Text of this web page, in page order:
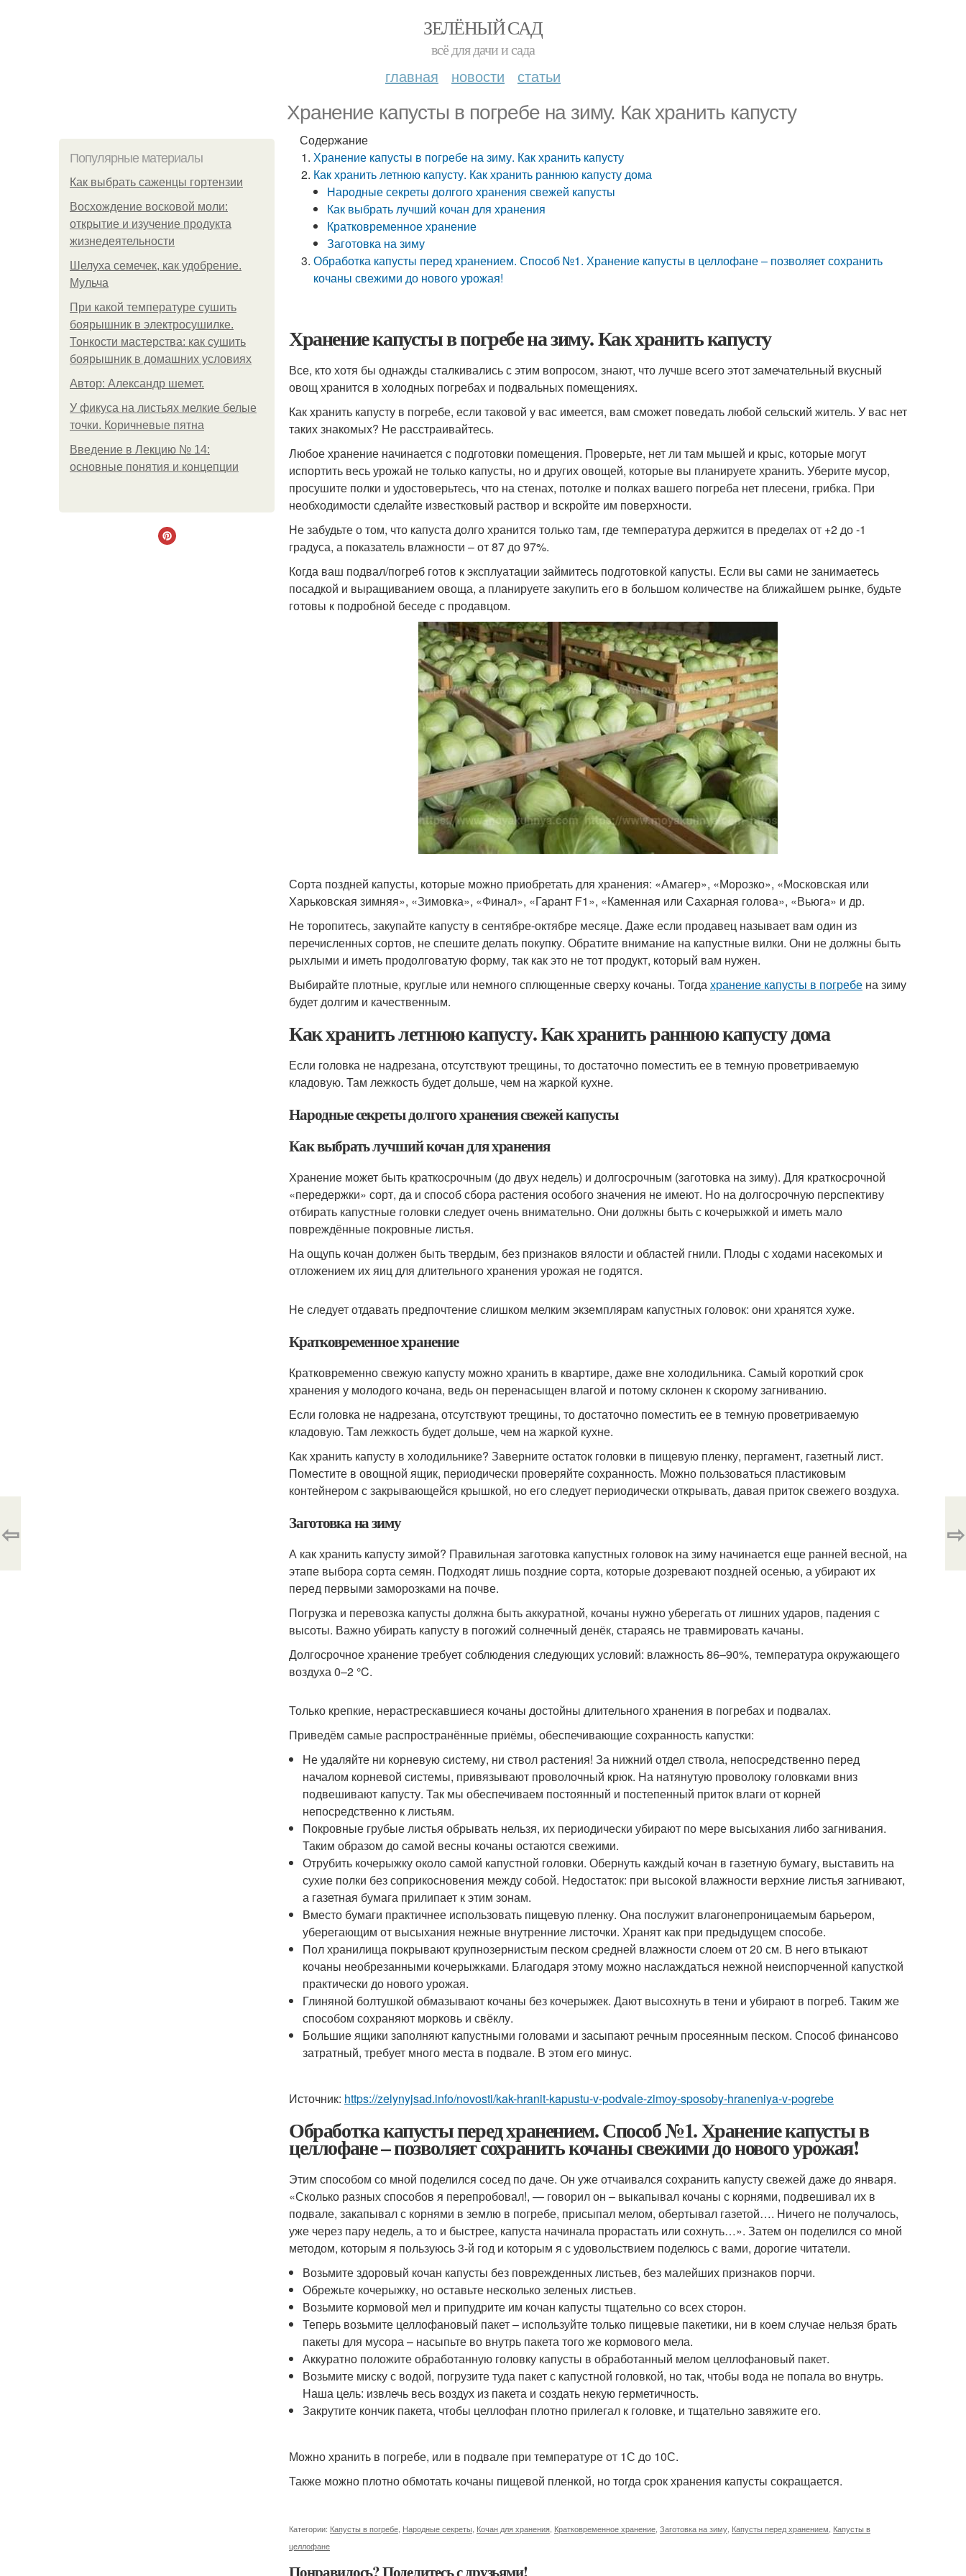
ЗЕЛЁНЫЙ САД
всё для дачи и сада
главная новости статьи
Хранение капусты в погребе на зиму. Как хранить капусту
Популярные материалы
Как выбрать саженцы гортензии
Восхождение восковой моли:
открытие и изучение продукта
жизнедеятельности
Шелуха семечек, как удобрение.
Мульча
При какой температуре сушить
боярышник в электросушилке.
Тонкости мастерства: как сушить
боярышник в домашних условиях
Автор: Александр шемет.
У фикуса на листьях мелкие белые
точки. Коричневые пятна
Введение в Лекцию № 14:
основные понятия и концепции
Содержание
Хранение капусты в погребе на зиму. Как хранить капусту
Как хранить летнюю капусту. Как хранить раннюю капусту дома
Народные секреты долгого хранения свежей капусты
Как выбрать лучший кочан для хранения
Кратковременное хранение
Заготовка на зиму
Обработка капусты перед хранением. Способ №1. Хранение капусты в целлофане – позволяет сохранить
кочаны свежими до нового урожая!
Хранение капусты в погребе на зиму. Как хранить капусту
Все, кто хотя бы однажды сталкивались с этим вопросом, знают, что лучше всего этот замечательный вкусный
овощ хранится в холодных погребах и подвальных помещениях.
Как хранить капусту в погребе, если таковой у вас имеется, вам сможет поведать любой сельский житель. У вас нет
таких знакомых? Не расстраивайтесь.
Любое хранение начинается с подготовки помещения. Проверьте, нет ли там мышей и крыс, которые могут
испортить весь урожай не только капусты, но и других овощей, которые вы планируете хранить. Уберите мусор,
просушите полки и удостоверьтесь, что на стенах, потолке и полках вашего погреба нет плесени, грибка. При
необходимости сделайте известковый раствор и вскройте им поверхности.
Не забудьте о том, что капуста долго хранится только там, где температура держится в пределах от +2 до -1
градуса, а показатель влажности – от 87 до 97%.
Когда ваш подвал/погреб готов к эксплуатации займитесь подготовкой капусты. Если вы сами не занимаетесь
посадкой и выращиванием овоща, а планируете закупить его в большом количестве на ближайшем рынке, будьте
готовы к подробной беседе с продавцом.
Сорта поздней капусты, которые можно приобретать для хранения: «Амагер», «Морозко», «Московская или
Харьковская зимняя», «Зимовка», «Финал», «Гарант F1», «Каменная или Сахарная голова», «Вьюга» и др.
Не торопитесь, закупайте капусту в сентябре-октябре месяце. Даже если продавец называет вам один из
перечисленных сортов, не спешите делать покупку. Обратите внимание на капустные вилки. Они не должны быть
рыхлыми и иметь продолговатую форму, так как это не тот продукт, который вам нужен.
Выбирайте плотные, круглые или немного сплющенные сверху кочаны. Тогдахранение капусты в погребе на зиму
будет долгим и качественным.
Как хранить летнюю капусту. Как хранить раннюю капусту дома
Если головка не надрезана, отсутствуют трещины, то достаточно поместить ее в темную проветриваемую
кладовую. Там лежкость будет дольше, чем на жаркой кухне.
Народные секреты долгого хранения свежей капусты
Как выбрать лучший кочан для хранения
Хранение может быть краткосрочным (до двух недель) и долгосрочным (заготовка на зиму). Для краткосрочной
«передержки» сорт, да и способ сбора растения особого значения не имеют. Но на долгосрочную перспективу
отбирать капустные головки следует очень внимательно. Они должны быть с кочерыжкой и иметь мало
повреждённые покровные листья.
На ощупь кочан должен быть твердым, без признаков вялости и областей гнили. Плоды с ходами насекомых и
отложением их яиц для длительного хранения урожая не годятся.
Не следует отдавать предпочтение слишком мелким экземплярам капустных головок: они хранятся хуже.
Кратковременное хранение
Кратковременно свежую капусту можно хранить в квартире, даже вне холодильника. Самый короткий срок
хранения у молодого кочана, ведь он перенасыщен влагой и потому склонен к скорому загниванию.
Если головка не надрезана, отсутствуют трещины, то достаточно поместить ее в темную проветриваемую
кладовую. Там лежкость будет дольше, чем на жаркой кухне.
Как хранить капусту в холодильнике? Заверните остаток головки в пищевую пленку, пергамент, газетный лист.
Поместите в овощной ящик, периодически проверяйте сохранность. Можно пользоваться пластиковым
контейнером с закрывающейся крышкой, но его следует периодически открывать, давая приток свежего воздуха.
Заготовка на зиму
А как хранить капусту зимой? Правильная заготовка капустных головок на зиму начинается еще ранней весной, на
этапе выбора сорта семян. Подходят лишь поздние сорта, которые дозревают поздней осенью, а убирают их
перед первыми заморозками на почве.
Погрузка и перевозка капусты должна быть аккуратной, кочаны нужно уберегать от лишних ударов, падения с
высоты. Важно убирать капусту в погожий солнечный денёк, стараясь не травмировать качаны.
Долгосрочное хранение требует соблюдения следующих условий: влажность 86–90%, температура окружающего
воздуха 0–2 °C.
Только крепкие, нерастрескавшиеся кочаны достойны длительного хранения в погребах и подвалах.
Приведём самые распространённые приёмы, обеспечивающие сохранность капустки:
Не удаляйте ни корневую систему, ни ствол растения! За нижний отдел ствола, непосредственно перед
началом корневой системы, привязывают проволочный крюк. На натянутую проволоку головками вниз
подвешивают капусту. Так мы обеспечиваем постоянный и постепенный приток влаги от корней
непосредственно к листьям.
Покровные грубые листья обрывать нельзя, их периодически убирают по мере высыхания либо загнивания.
Таким образом до самой весны кочаны остаются свежими.
Отрубить кочерыжку около самой капустной головки. Обернуть каждый кочан в газетную бумагу, выставить на
сухие полки без соприкосновения между собой. Недостаток: при высокой влажности верхние листья загнивают,
а газетная бумага прилипает к этим зонам.
Вместо бумаги практичнее использовать пищевую пленку. Она послужит влагонепроницаемым барьером,
уберегающим от высыхания нежные внутренние листочки. Хранят как при предыдущем способе.
Пол хранилища покрывают крупнозернистым песком средней влажности слоем от 20 см. В него втыкают
кочаны необрезанными кочерыжками. Благодаря этому можно наслаждаться нежной неиспорченной капусткой
практически до нового урожая.
Глиняной болтушкой обмазывают кочаны без кочерыжек. Дают высохнуть в тени и убирают в погреб. Таким же
способом сохраняют морковь и свёклу.
Большие ящики заполняют капустными головами и засыпают речным просеянным песком. Способ финансово
затратный, требует много места в подвале. В этом его минус.
Источник: https://zelynyjsad.info/novosti/kak-hranit-kapustu-v-podvale-zimoy-sposoby-hraneniya-v-pogrebe
Обработка капусты перед хранением. Способ №1. Хранение капусты в
целлофане – позволяет сохранить кочаны свежими до нового урожая!
Этим способом со мной поделился сосед по даче. Он уже отчаивался сохранить капусту свежей даже до января.
«Сколько разных способов я перепробовал!, — говорил он – выкапывал кочаны с корнями, подвешивал их в
подвале, закапывал с корнями в землю в погребе, присыпал мелом, обертывал газетой…. Ничего не получалось,
уже через пару недель, а то и быстрее, капуста начинала прорастать или сохнуть…». Затем он поделился со мной
методом, которым я пользуюсь 3-й год и которым я с удовольствием поделюсь с вами, дорогие читатели.
Возьмите здоровый кочан капусты без поврежденных листьев, без малейших признаков порчи.
Обрежьте кочерыжку, но оставьте несколько зеленых листьев.
Возьмите кормовой мел и припудрите им кочан капусты тщательно со всех сторон.
Теперь возьмите целлофановый пакет – используйте только пищевые пакетики, ни в коем случае нельзя брать
пакеты для мусора – насыпьте во внутрь пакета того же кормового мела.
Аккуратно положите обработанную головку капусты в обработанный мелом целлофановый пакет.
Возьмите миску с водой, погрузите туда пакет с капустной головкой, но так, чтобы вода не попала во внутрь.
Наша цель: извлечь весь воздух из пакета и создать некую герметичность.
Закрутите кончик пакета, чтобы целлофан плотно прилегал к головке, и тщательно завяжите его.
Можно хранить в погребе, или в подвале при температуре от 1С до 10С.
Также можно плотно обмотать кочаны пищевой пленкой, но тогда срок хранения капусты сокращается.
Категории: Капусты в погребе Народные секреты Кочан для хранения Кратковременное хранение Заготовка на зиму Капусты перед хранением Капусты в
целлофане
Понравилось? Поделитесь с друзьями!
⇦ ⇨